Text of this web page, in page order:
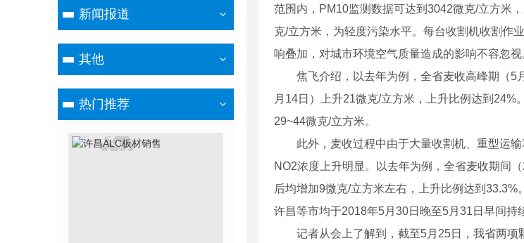
新闻报道
其他
热门推荐
范围内，PM10监测数据可达到3042微克/立方米
克/立方米，为轻度污染水平。每台收割机收割作
响叠加，对城市环境空气质量造成的影响不容忽视
焦飞介绍，以去年为例，全省麦收高峰期（
月14日）上升21微克/立方米，上升比例达到24%
29~44微克/立方米。
此外，麦收过程中由于大量收割机、重型运
NO2浓度上升明显。以去年为例，全省麦收期间
后均增加9微克/立方米左右，上升比例达到
许昌等市均于2018年5月30日晚至5月31日早间持
记者从会上了解到，截至5月25日，我省两